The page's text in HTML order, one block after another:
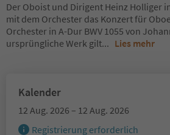
Der Oboist und Dirigent Heinz Holliger
mit dem Orchester das Konzert für
Orchester in A-Dur BWV 1055 von
ursprüngliche Werk gilt... Lies mehr
Kalender
12 Aug. 2026 – 12 Aug. 2026
Registrierung erforderlich